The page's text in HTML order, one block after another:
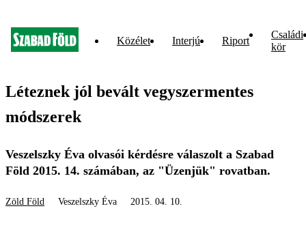
Közélet Interjú Riport
Családi
kör
Léteznek jól bevált vegyszermentes
módszerek
Veszelszky Éva olvasói kérdésre válaszolt a Szabad
Föld 2015. 14. számában, az "Üzenjük" rovatban.
Zöld Föld Veszelszky Éva 2015. 04. 10.